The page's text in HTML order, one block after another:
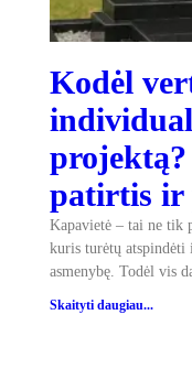
Kodėl
projektą?
patirtis ir
Kapavietė – tai ne tik
kuris turėtų atspindėti
asmenybę. Todėl vis
Skaityti daugiau...